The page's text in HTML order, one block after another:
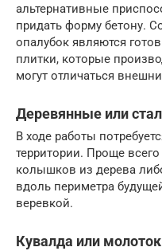
альтернативные
придать форму бетону.
опалубок являются
плитки, которые
могут отличаться
Деревянные или
В ходе работы
территории. Проще
колышков из дерева
вдоль периметра
веревкой.
Кувалда или молоток